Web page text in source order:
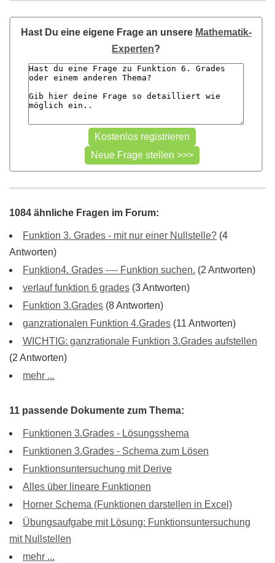
Hast Du eine eigene Frage an unsere Mathematik-
Experten?
1084 ähnliche Fragen im Forum:
Funktion 3. Grades - mit nur einer Nullstelle? (4
Antworten)
Funktion4. Grades ---- Funktion suchen. (2 Antworten)
verlauf funktion 6 grades (3 Antworten)
Funktion 3.Grades (8 Antworten)
ganzrationalen Funktion 4.Grades (11 Antworten)
WICHTIG: ganzrationale Funktion 3.Grades aufstellen
(2 Antworten)
mehr ...
11 passende Dokumente zum Thema:
Funktionen 3.Grades - Lösungsshema
Funktionen 3.Grades - Schema zum Lösen
Funktionsuntersuchung mit Derive
Alles über lineare Funktionen
Horner Schema (Funktionen darstellen in Excel)
Übungsaufgabe mit Lösung: Funktionsuntersuchung
mit Nullstellen
mehr ...